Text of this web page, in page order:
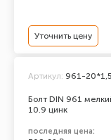
Уточнить цену
Болт DIN 961
10.9 цинк
Артикул: 961-
последняя цена: